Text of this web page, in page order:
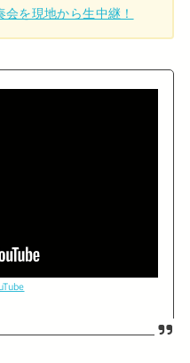
を現地から生中継！